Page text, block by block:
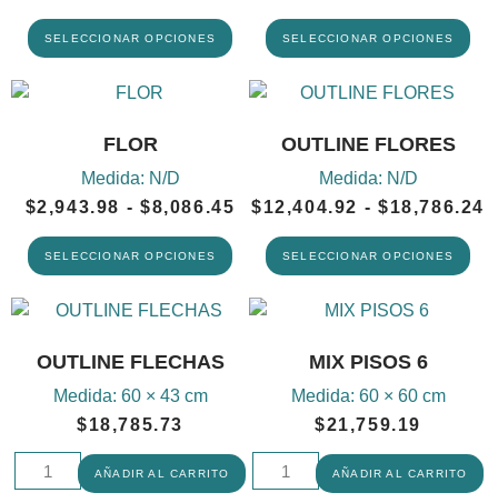
SELECCIONAR OPCIONES SELECCIONAR OPCIONES
FLOR
Medida: N/D
$2,943.98 - $8,086.45
SELECCIONAR OPCIONES
OUTLINE FLORES
Medida: N/D
$12,404.92 - $18,786.24
SELECCIONAR OPCIONES
OUTLINE FLECHAS
Medida: 60 × 43 cm
$18,785.73
AÑADIR AL CARRITO
MIX PISOS 6
Medida: 60 × 60 cm
$21,759.19
AÑADIR AL CARRITO